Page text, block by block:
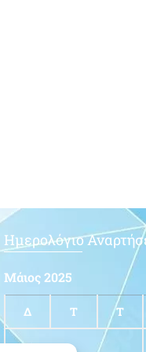
Ημερολόγιο
Μάιος 2025
Δ Τ Τ